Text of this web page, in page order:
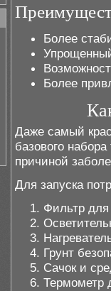
Более
Более
Даже самый
базового
причиной
Для запуска
Фильтр
Грунт
Сачок и
Термометр